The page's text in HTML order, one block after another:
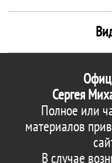
Сергея
Полное или
материалов
В случае